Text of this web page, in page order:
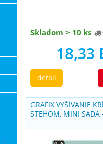
Skladom > 10 ks
18,33
detail
GRAFIX VYŠÍVANIE
STEHOM, MINI SADA